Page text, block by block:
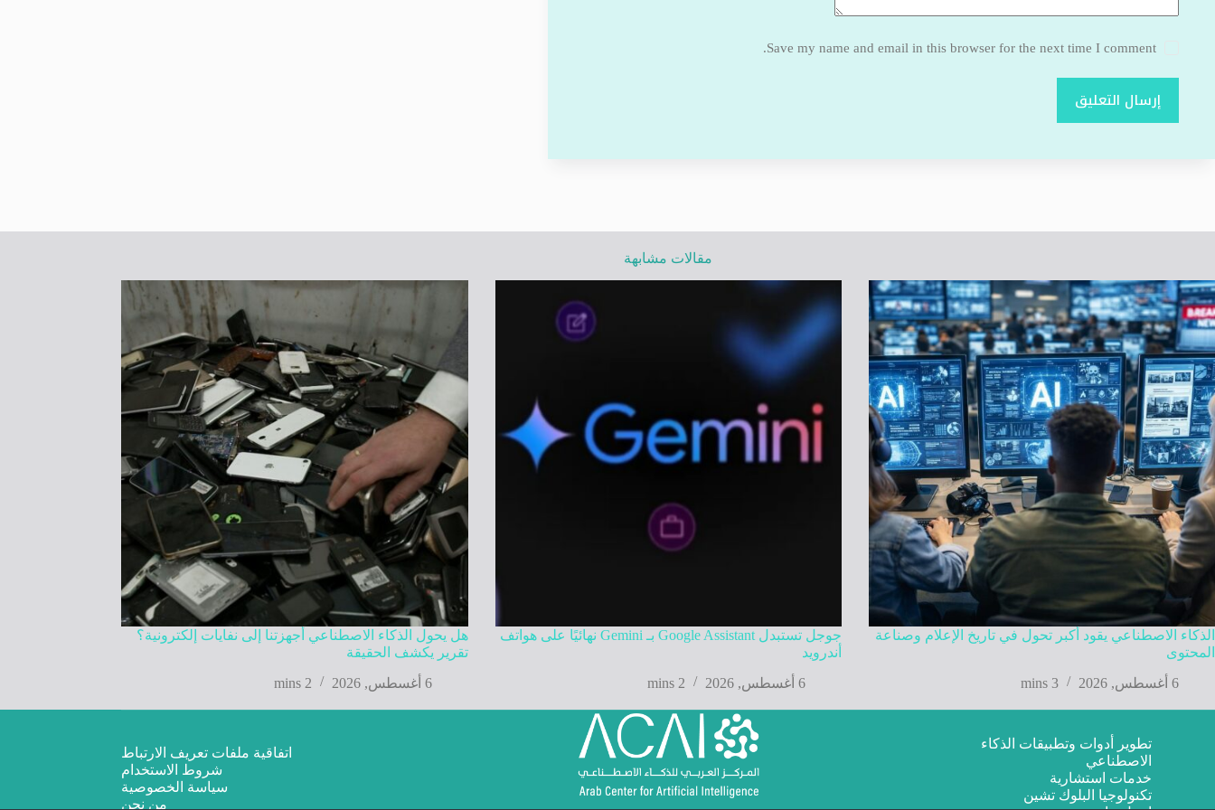
Save my name and email in this browser for the next time I comment.
إرسال التعليق
مقالات مشابهة
الذكاء الاصطناعي يقود أكبر تحول في تاريخ الإعلام وصناعة
المحتوى
6 أغسطس, 2026
3 mins
جوجل تستبدل Google Assistant بـ Gemini نهائيًا على هواتف
أندرويد
6 أغسطس, 2026
2 mins
هل يحول الذكاء الاصطناعي أجهزتنا إلى نفايات إلكترونية؟
تقرير يكشف الحقيقة
6 أغسطس, 2026
2 mins
تطوير أدوات وتطبيقات الذكاء
الاصطناعي
خدمات استشارية
تكنولوجيا البلوك تشين
اتفاقية ملفات تعريف الارتباط
شروط الاستخدام
سياسة الخصوصية
من نحن